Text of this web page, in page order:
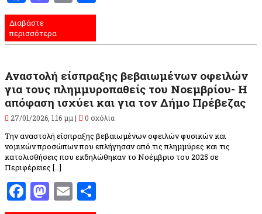
Διαβάστε
περισσότερα
Αναστολή είσπραξης βεβαιωμένων οφειλών
για τους πλημμυροπαθείς του Νοεμβρίου- Η
απόφαση ισχύει και για τον Δήμο Πρέβεζας
27/01/2026, 1:16 μμ | 0 σχόλια
Την αναστολή είσπραξης βεβαιωμένων οφειλών φυσικών και
νομικών προσώπων που επλήγησαν από τις πλημμύρες και τις
κατολισθήσεις που εκδηλώθηκαν το Νοέμβριο του 2025 σε
Περιφέρειες […]
Facebook
Mastodon
Email